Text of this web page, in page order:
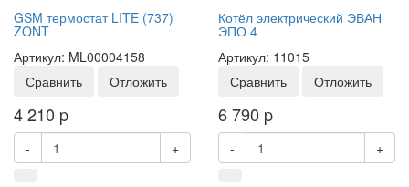
GSM термостат LITE (737)
ZONT
Артикул: ML00004158
Сравнить
Отложить
4 210 p
- +
Котёл электрический ЭВАН
ЭПО 4
Артикул: 11015
Сравнить
Отложить
6 790 p
- +